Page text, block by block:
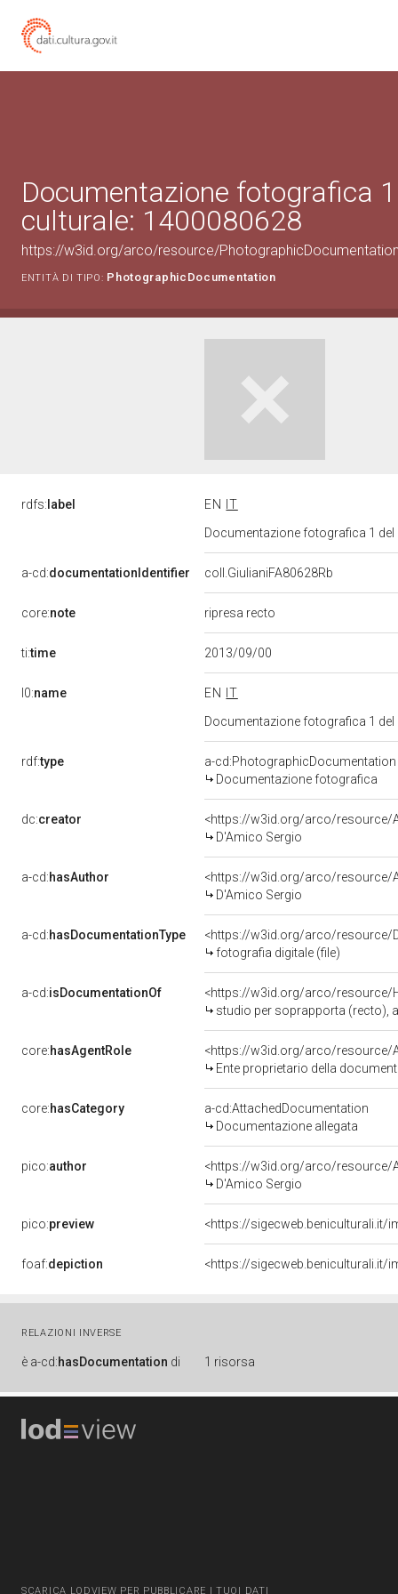
Documentazione fotografica
culturale: 1400080628
https://w3id.org/arco/resource/
ENTITÀ DI TIPO: PhotographicDocumentation
rdfs: label EN
IT
Documentazione fotografica 1
a-cd:documentationIdentifier coll.GiulianiFA80628Rb
core:note ripresa recto
ti:time 2013/09/00
l0:name EN
IT
Documentazione fotografica 1
rdf:type
a-cd:PhotographicDocumentation
Documentazione fotografica
dc:creator
<https://w3id.org/arco/resource/
D'Amico Sergio
a-cd:hasAuthor
<https://w3id.org/arco/resource/
D'Amico Sergio
a-cd:hasDocumentationType
<https://w3id.org/arco/resource/
fotografia digitale (file)
a-cd:isDocumentationOf
<https://w3id.org/arco/resource/
studio per soprapporta (recto), abbozzi di
core:hasAgentRole
Ente proprietario della
core:hasCategory
a-cd:AttachedDocumentation
Documentazione allegata
pico:author
<https://w3id.org/arco/resource/
D'Amico Sergio
pico:preview <https://sigecweb.beniculturali.it/
foaf:depiction <https://sigecweb.beniculturali.it/
RELAZIONI INVERSE
è a-cd:hasDocumentation di 1 risorsa
SCARICA LODVIEW PER PUBBLICARE I TUOI DATI